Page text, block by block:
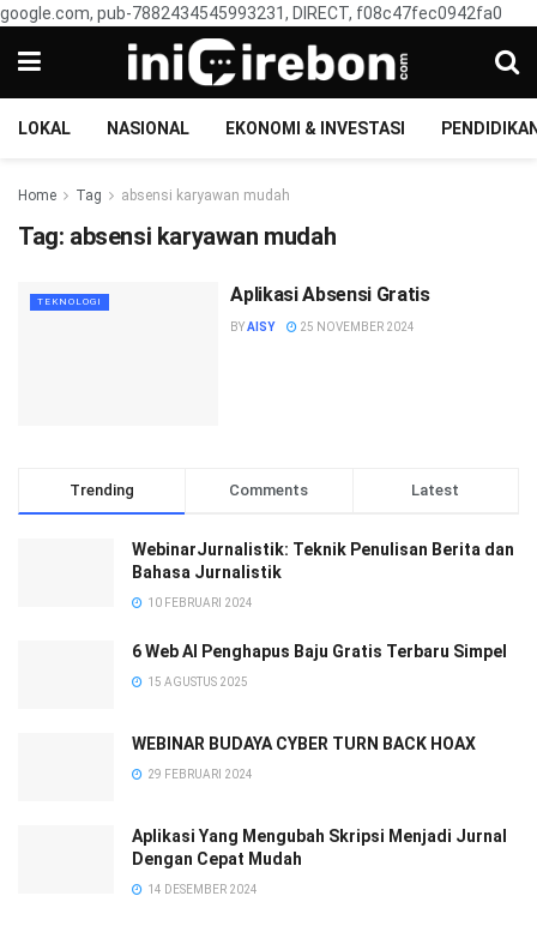
google.com, pub-7882434545993231, DIRECT, f08c47fec0942fa0
LOKAL NASIONAL EKONOMI & INVESTASI
Home Tag absensi karyawan mudah
Tag: absensi karyawan mudah
TEKNOLOGI Aplikasi Absensi Gratis
BYAISY 25 NOVEMBER 2024
Trending Comments Latest
WebinarJurnalistik: Teknik Penulisan Berita dan
Bahasa Jurnalistik
10 FEBRUARI 2024
6 Web AI Penghapus Baju Gratis Terbaru Simpel
15 AGUSTUS 2025
WEBINAR BUDAYA CYBER TURN BACK HOAX
29 FEBRUARI 2024
Aplikasi Yang Mengubah Skripsi Menjadi Jurnal
Dengan Cepat Mudah
14 DESEMBER 2024